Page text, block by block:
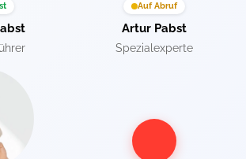
Auf Abruf
Artur Pabst
Spezialexperte